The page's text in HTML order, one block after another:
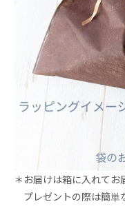
＊お届けは箱に入れてお
プレゼントの際は簡単